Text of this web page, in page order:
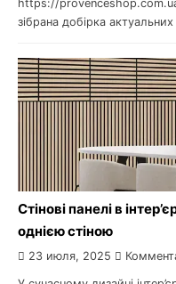
https://
зібрана добірка
Стінові панелі в
однією стіною
23 июля, 2025